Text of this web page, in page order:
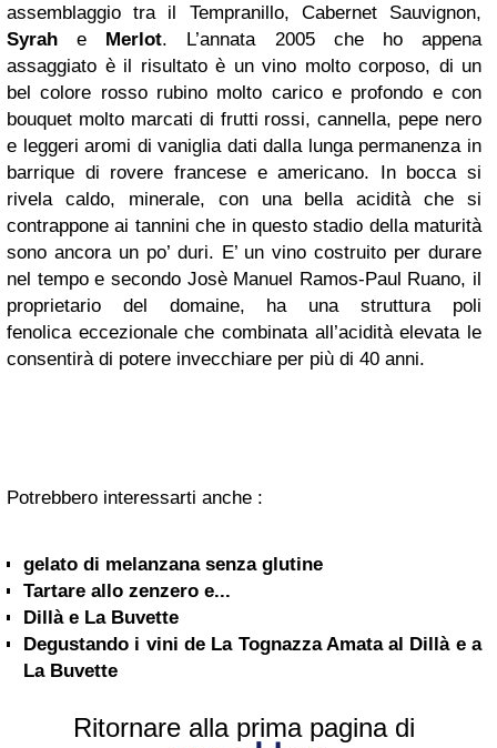
assemblaggio tra il Tempranillo, Cabernet Sauvignon,
Syrah e Merlot. L’annata 2005 che ho appena
assaggiato è il risultato è un vino molto corposo, di un
bel colore rosso rubino molto carico e profondo e con
bouquet molto marcati di frutti rossi, cannella, pepe nero
e leggeri aromi di vaniglia dati dalla lunga permanenza in
barrique di rovere francese e americano. In bocca si
rivela caldo, minerale, con una bella acidità che si
contrappone ai tannini che in questo stadio della maturità
sono ancora un po’ duri. E’ un vino costruito per durare
nel tempo e secondo Josè Manuel Ramos-Paul Ruano, il
proprietario del domaine, ha una struttura poli
fenolica eccezionale che combinata all’acidità elevata le
consentirà di potere invecchiare per più di 40 anni.
Potrebbero interessarti anche :
gelato di melanzana senza glutine
Tartare allo zenzero e...
Dillà e La Buvette
Degustando i vini de La Tognazza Amata al Dillà e a
La Buvette
Ritornare alla prima pagina di